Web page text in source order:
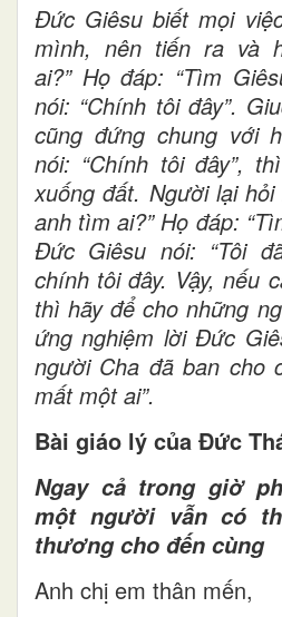
Đức Giêsu biết mọi
mình, nên tiến ra và
ai?” Họ đáp: “Tìm
nói: “Chính tôi đây”.
cũng đứng chung với
nói: “Chính tôi đây”,
xuống đất. Người lại
anh tìm ai?” Họ đáp:
Đức Giêsu nói: “Tôi
chính tôi đây. Vậy, nếu
thì hãy để cho những
ứng nghiệm lời Đức
người Cha đã ban cho
mất một ai”.
Bài giáo lý của Đức
Ngay cả trong giờ
một người vẫn có
thương cho đến cùng
Anh chị em thân mến,